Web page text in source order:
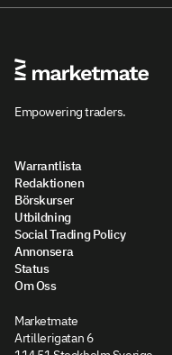
Empowering traders.
Warrantlista
Redaktionen
Börskurser
Utbildning
Social Trading Policy
Annonsera
Status
Om Oss
Marketmate
Artillerigatan 6